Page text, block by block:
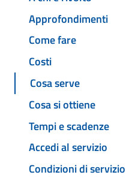
Approfondimenti
Come fare
Costi
Cosa serve
Cosa si ottiene
Tempi e scadenze
Accedi al servizio
Condizioni di servizio